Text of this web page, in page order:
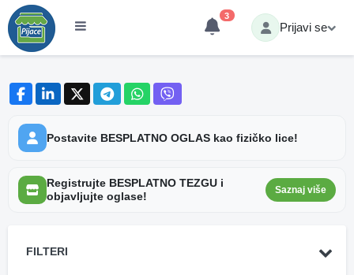
3
Prijavi se
Postavite BESPLATNO OGLAS kao fizičko lice!
Registrujte BESPLATNO TEZGU i
objavljujte oglase!
Saznaj više
FILTERI